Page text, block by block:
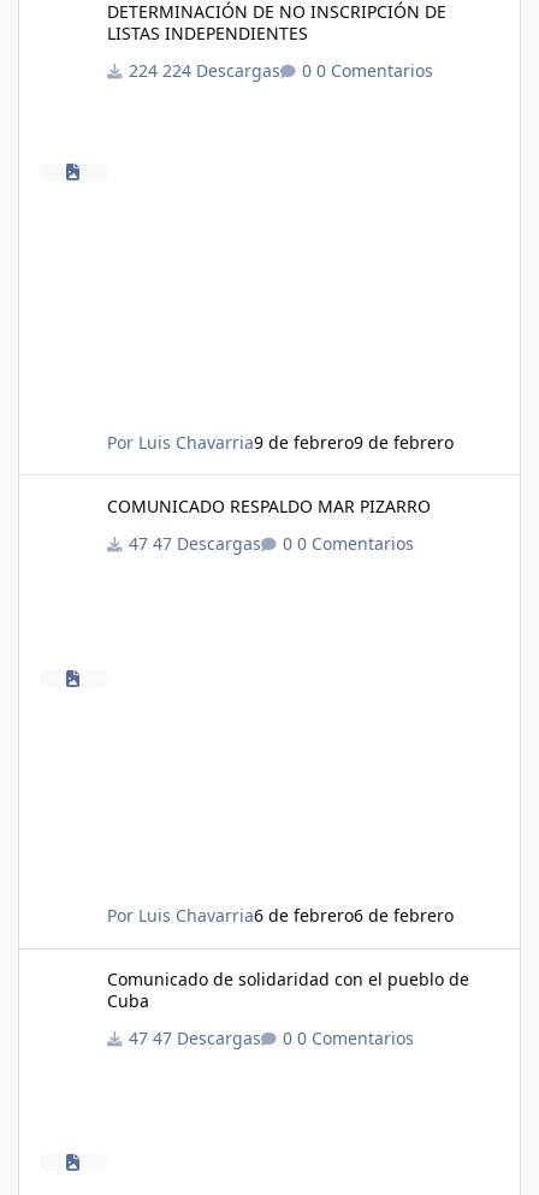
DETERMINACIÓN DE NO INSCRIPCIÓN DE
LISTAS INDEPENDIENTES
224 Descargas
0 Comentarios
Por Luis Chavarria9 de febrero9 de febrero
COMUNICADO RESPALDO MAR PIZARRO
47 Descargas
0 Comentarios
Por Luis Chavarria6 de febrero6 de febrero
Comunicado de solidaridad con el pueblo de
Cuba
47 Descargas
0 Comentarios